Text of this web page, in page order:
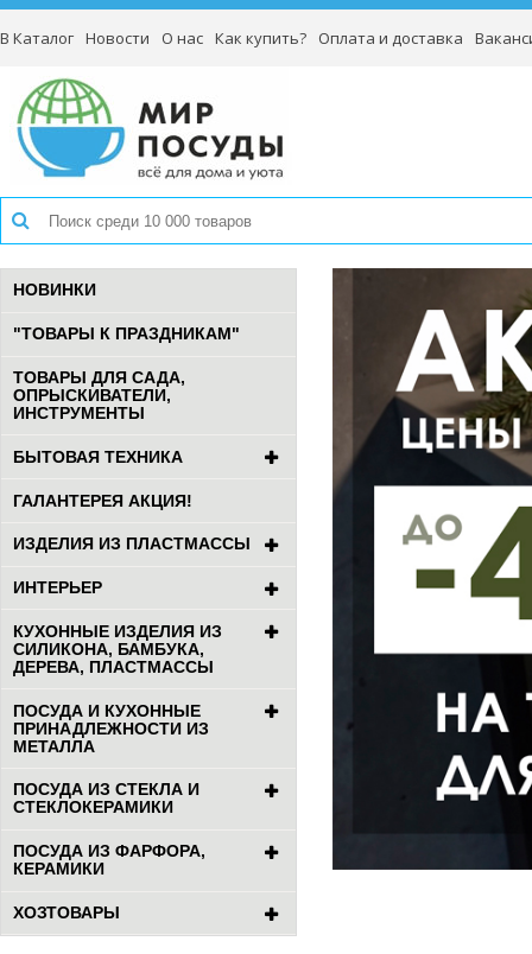
В Каталог Новости О нас Как купить? Оплата и доставка
НОВИНКИ
"ТОВАРЫ К ПРАЗДНИКАМ"
ТОВАРЫ ДЛЯ САДА,
ОПРЫСКИВАТЕЛИ,
ИНСТРУМЕНТЫ
БЫТОВАЯ ТЕХНИКА
ГАЛАНТЕРЕЯ АКЦИЯ!
ИЗДЕЛИЯ ИЗ ПЛАСТМАССЫ
ИНТЕРЬЕР
КУХОННЫЕ ИЗДЕЛИЯ ИЗ
СИЛИКОНА, БАМБУКА,
ДЕРЕВА, ПЛАСТМАССЫ
ПОСУДА И КУХОННЫЕ
ПРИНАДЛЕЖНОСТИ ИЗ
МЕТАЛЛА
ПОСУДА ИЗ СТЕКЛА И
СТЕКЛОКЕРАМИКИ
ПОСУДА ИЗ ФАРФОРА,
КЕРАМИКИ
ХОЗТОВАРЫ